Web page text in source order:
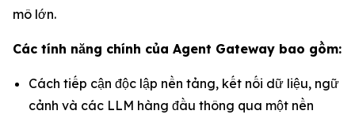
mô lớn.
Các tính năng chính của Agent Gateway bao gồm:
Cách tiếp cận độc lập nền tảng, kết nối dữ liệu, ngữ
cảnh và các LLM hàng đầu thông qua một nền